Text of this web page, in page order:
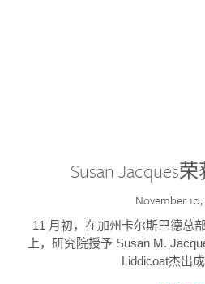
Susan Jacques
November
11 月初，在加州卡尔斯巴德总
上，研究院授予 Susan M.
Liddicoat杰出成